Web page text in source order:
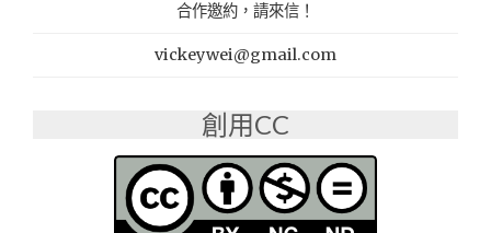
ALL
極
緻
賦
合作邀約，請來信！
vickeywei@gmail.com
創用CC